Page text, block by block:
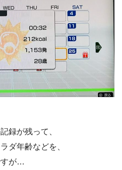
録が残って、
ダ年齢などを、
すが…